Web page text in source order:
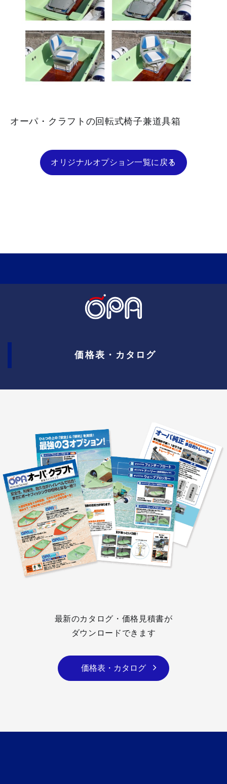
オーパ・クラフトの回転式椅子兼道具箱
オリジナルオプション一覧に戻る
価格表・カタログ
最新のカタログ・価格見積書が
ダウンロードできます
価格表・カタログ